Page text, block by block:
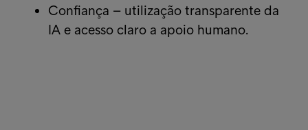
Confiança – utilização transparente da
IA e acesso claro a apoio humano.